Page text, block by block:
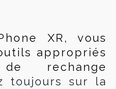
XR, vous
appropriés
rechange
toujours sur la